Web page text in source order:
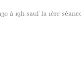
à 19h sauf la 1ère